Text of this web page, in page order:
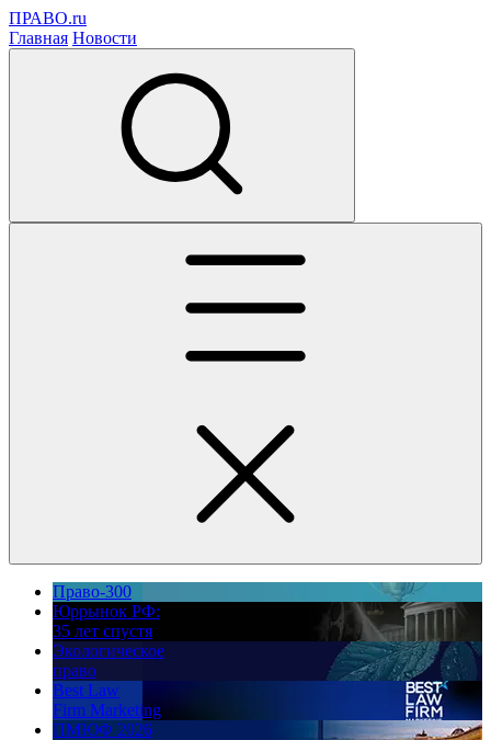
ПРАВО.ru
Главная Новости
Право-300
Юррынок РФ:
35 лет спустя
Экологическое
право
Best Law
Firm Marketing
ПМЮФ 2026